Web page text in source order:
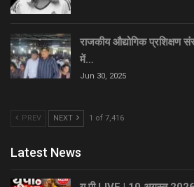
राजकीय औद्योगिक
में…
Jun 30, 2025
PREV NEXT 1 of 7,416
Latest News